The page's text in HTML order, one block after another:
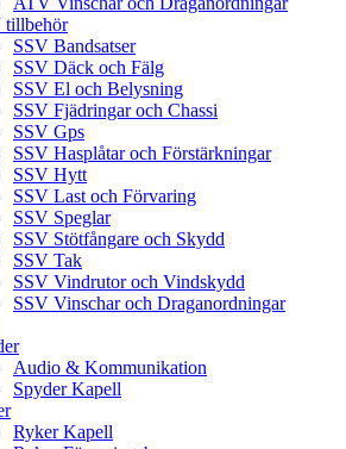
tillbehör
SSV Bandsatser
SSV Däck och Fälg
SSV El och Belysning
SSV Fjädringar och Chassi
SSV Gps
SSV Hasplåtar och Förstärkningar
SSV Hytt
SSV Last och Förvaring
SSV Speglar
SSV Stötfångare och Skydd
SSV Tak
SSV Vindrutor och Vindskydd
SSV Vinschar och Draganordningar
Audio & Kommunikation
Spyder Kapell
Ryker Kapell